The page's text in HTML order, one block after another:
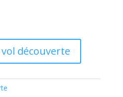
vol découverte